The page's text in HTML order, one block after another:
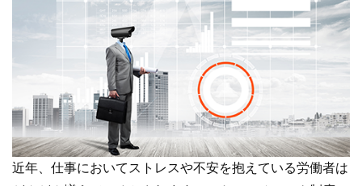
閉じる
近年、仕事においてストレスや不安を抱えている労働者は